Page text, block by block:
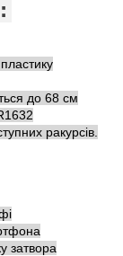
до 68 см
ракурсів.
затвора